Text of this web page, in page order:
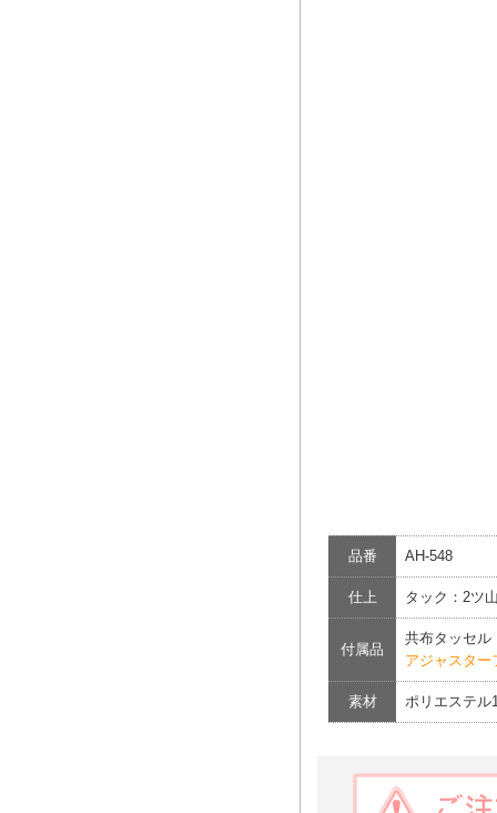
品番 AH-548
仕上 タック：2ツ
付属品
共布タッセル
アジャスタ
素材 ポリエステル